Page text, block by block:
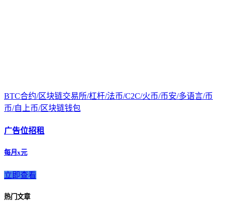
BTC合约/区块链交易所/杠杆/法币/C2C/火币/币安/多语言/币
币/自上币/区块链钱包
广告位招租
每月x元
立即查看
热门文章